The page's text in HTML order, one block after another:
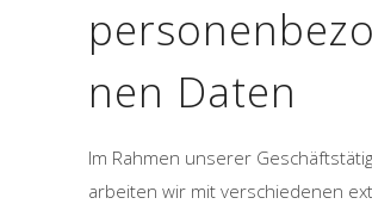
nen Daten
Im Rahmen unserer
arbeiten wir mit verschiedenen